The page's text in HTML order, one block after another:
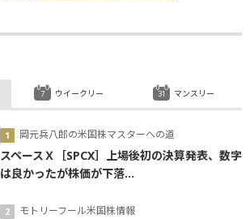
岡元兵八郎の米国株マスターへの道
スペースＸ［SPCX］上場後初の決算発表、数字
は良かったが株価が下落...
モトリーフール米国株情報
ウイークリー マンスリー